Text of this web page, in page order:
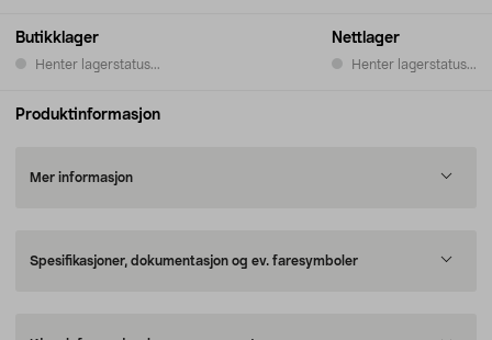
Butikklager
Henter lagerstatus...
Nettlager
Henter lagerstatus...
Produktinformasjon
Mer informasjon
Spesifikasjoner, dokumentasjon og ev. faresymboler